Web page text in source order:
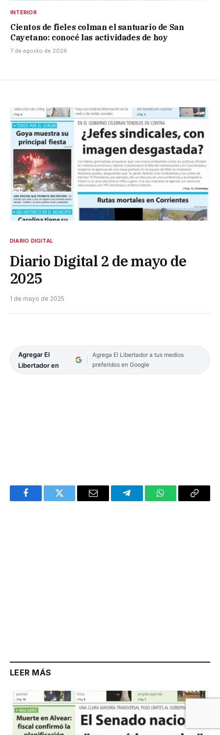
INTERIOR
Cientos de fieles colman el santuario de San
Cayetano: conocé las actividades de hoy
7 de agosto de 2026
DIARIO DIGITAL
Diario Digital 2 de mayo de
2025
1 de mayo de 2025
Agregar El
Libertador en
Agrega El Libertador a tus medios
preferidos en Google
FacebookTwitter Email TelegramWhatsAppCopy
LEER MÁS